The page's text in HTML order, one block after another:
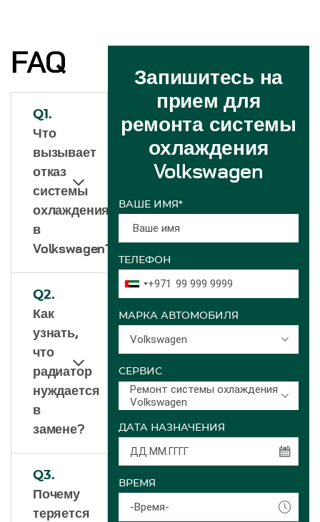
FAQ
Q1.
Что
вызывает
отказ
системы
охлаждения
в
Volkswagen?
Q2.
Как
узнать,
что
радиатор
нуждается
в
замене?
Q3.
Почему
теряется
Запишитесь на
прием для
ремонта системы
охлаждения
Volkswagen
ВАШЕ ИМЯ*
ТЕЛЕФОН
+971
МАРКА АВТОМОБИЛЯ
Volkswagen
СЕРВИС
Ремонт системы охлаждения
Volkswagen
ДАТА НАЗНАЧЕНИЯ
ВРЕМЯ
-Время-